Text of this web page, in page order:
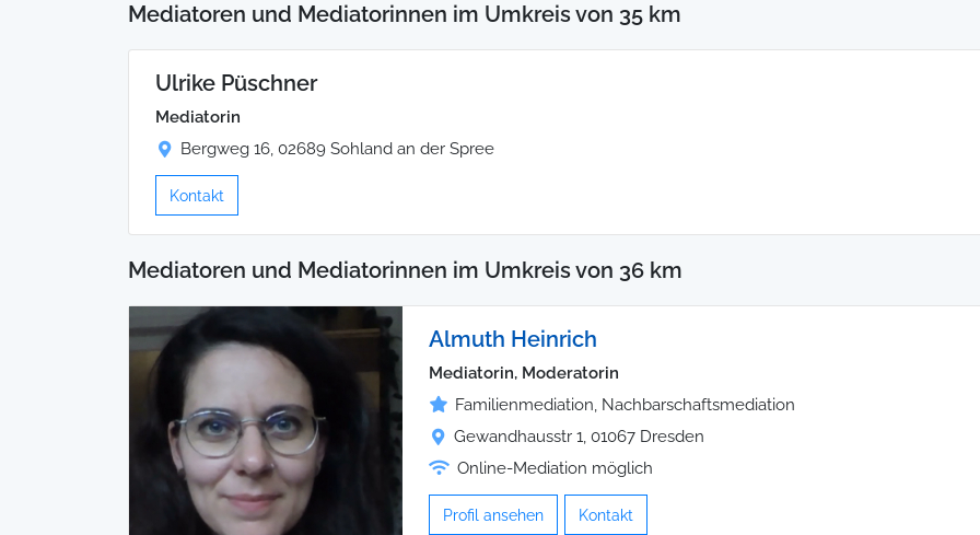
Mediatoren und Mediatorinnen im Umkreis von 35 km
Ulrike Püschner
Mediatorin
Bergweg 16, 02689 Sohland an der Spree
Kontakt
Mediatoren und Mediatorinnen im Umkreis von 36 km
Almuth Heinrich
Mediatorin, Moderatorin
Familienmediation, Nachbarschaftsmediation
Gewandhausstr 1, 01067 Dresden
Online-Mediation möglich
Profil ansehen Kontakt